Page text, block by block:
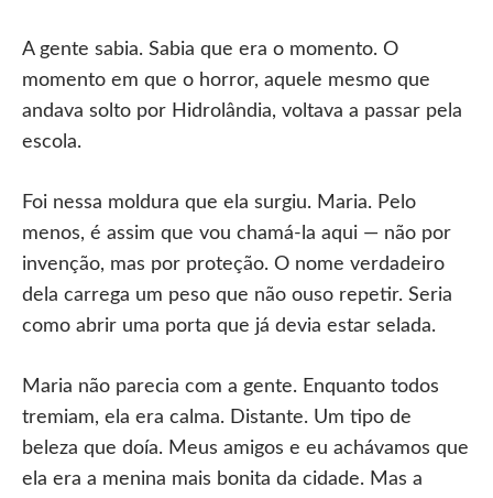
A gente sabia. Sabia que era o momento. O
momento em que o horror, aquele mesmo que
andava solto por Hidrolândia, voltava a passar pela
escola.
Foi nessa moldura que ela surgiu. Maria. Pelo
menos, é assim que vou chamá-la aqui — não por
invenção, mas por proteção. O nome verdadeiro
dela carrega um peso que não ouso repetir. Seria
como abrir uma porta que já devia estar selada.
Maria não parecia com a gente. Enquanto todos
tremiam, ela era calma. Distante. Um tipo de
beleza que doía. Meus amigos e eu achávamos que
ela era a menina mais bonita da cidade. Mas a